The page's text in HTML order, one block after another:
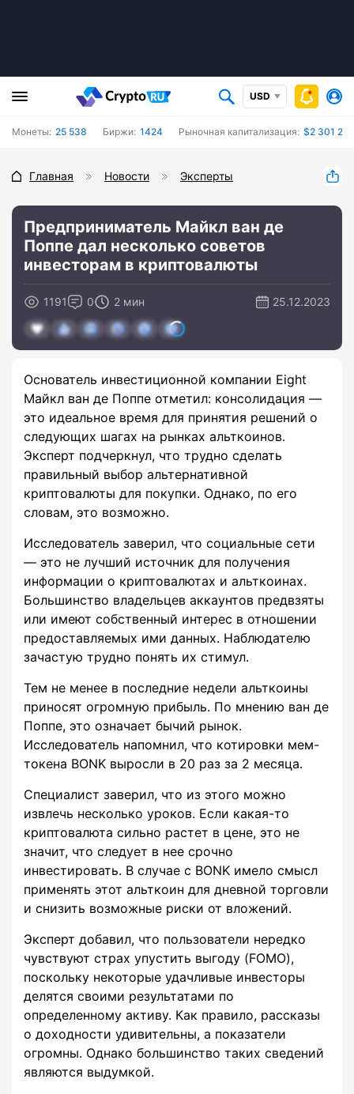
USD
Монеты: 25 538 Биржи: 1424 Рыночная капитализация: $2 301
Главная Новости Эксперты
Предприниматель Майкл ван де
Поппе дал несколько советов
инвесторам в криптовалюты
1191 0 2 мин 25.12.2023
Основатель инвестиционной компании Eight
Майкл ван де Поппе отметил: консолидация —
это идеальное время для принятия решений о
следующих шагах на рынках альткоинов.
Эксперт подчеркнул, что трудно сделать
правильный выбор альтернативной
криптовалюты для покупки. Однако, по его
словам, это возможно.
Исследователь заверил, что социальные сети
— это не лучший источник для получения
информации о криптовалютах и альткоинах.
Большинство владельцев аккаунтов предвзяты
или имеют собственный интерес в отношении
предоставляемых ими данных. Наблюдателю
зачастую трудно понять их стимул.
Тем не менее в последние недели альткоины
приносят огромную прибыль. По мнению ван де
Поппе, это означает бычий рынок.
Исследователь напомнил, что котировки мем-
токена BONK выросли в 20 раз за 2 месяца.
Специалист заверил, что из этого можно
извлечь несколько уроков. Если какая-то
криптовалюта сильно растет в цене, это не
значит, что следует в нее срочно
инвестировать. В случае с BONK имело смысл
применять этот альткоин для дневной торговли
и снизить возможные риски от вложений.
Эксперт добавил, что пользователи нередко
чувствуют страх упустить выгоду (FOMO),
поскольку некоторые удачливые инвесторы
делятся своими результатами по
определенному активу. Как правило, рассказы
о доходности удивительны, а показатели
огромны. Однако большинство таких сведений
являются выдумкой.